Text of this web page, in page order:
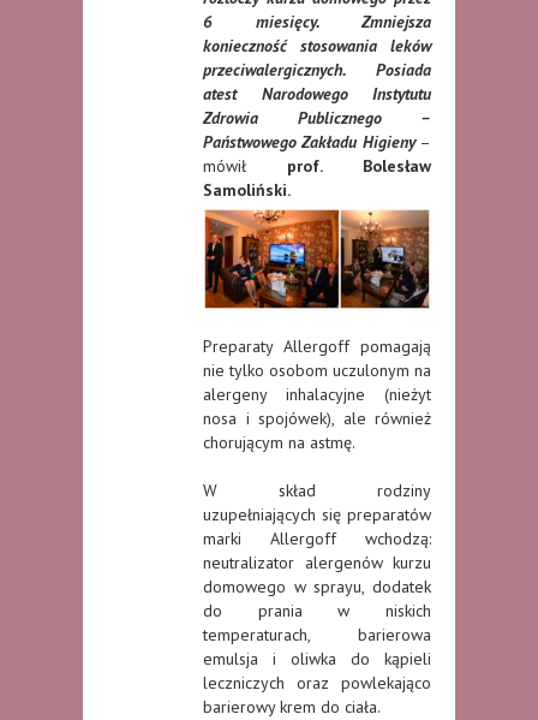
6 miesięcy. Zmniejsza
konieczność stosowania leków
przeciwalergicznych. Posiada
atest Narodowego Instytutu
Zdrowia Publicznego –
Państwowego Zakładu Higieny–
mówił prof. Bolesław
Samoliński.
Preparaty Allergoff pomagają
nie tylko osobom uczulonym na
alergeny inhalacyjne (nieżyt
nosa i spojówek), ale również
chorującym na astmę.
W skład rodziny
uzupełniających się preparatów
marki Allergoff wchodzą:
neutralizator alergenów kurzu
domowego w sprayu, dodatek
do prania w niskich
temperaturach, barierowa
emulsja i oliwka do kąpieli
leczniczych oraz powlekająco
barierowy krem do ciała.